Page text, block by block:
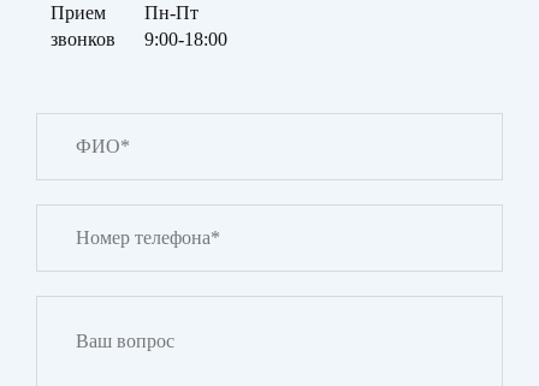
Прием
звонков
Пн-Пт
9:00-18:00